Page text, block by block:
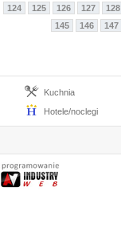
124
125 126 127 128
145
146 147
Kuchnia
Hotele/noclegi